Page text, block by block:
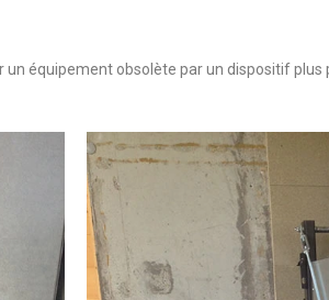
équipement obsolète par un dispositif